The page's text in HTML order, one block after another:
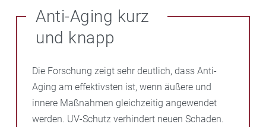
Anti-Aging kurz
und knapp
Die Forschung zeigt sehr deutlich, dass Anti-
Aging am effektivsten ist, wenn äußere und
innere Maßnahmen gleichzeitig angewendet
werden. UV-Schutz verhindert neuen Schaden.